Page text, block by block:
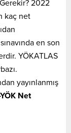
2022
kaç net
en son
YÖKATLAS
yayınlanmış
Net